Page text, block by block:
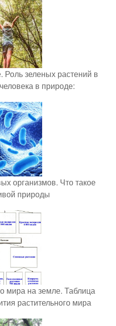
Роль зеленых растений в
в природе:
организмов. Что такое
природы
мира на земле. Таблица
растительного мира